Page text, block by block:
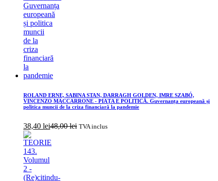
ROLAND ERNE, SABINA STAN, DARRAGH GOLDEN, IMRE SZABÓ,
VINCENZO MACCARRONE - PIAȚA E POLITICĂ. Guvernanța europeană și
politica muncii de la criza financiară la pandemie
38,40 lei48,00lei TVA inclus